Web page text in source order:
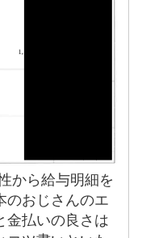
から給与明細を
のおじさんのエ
金払いの良さは